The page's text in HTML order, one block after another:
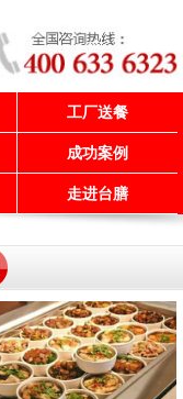
工厂送餐
成功案例
走进台膳